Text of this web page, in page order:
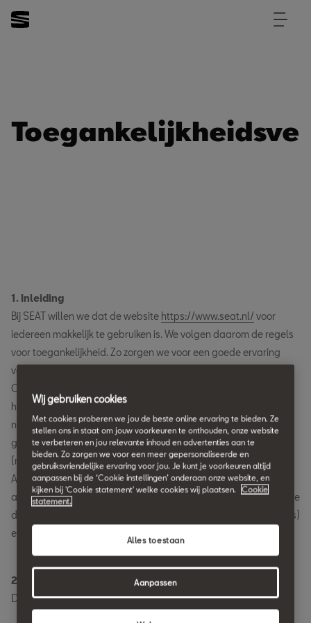
1. Inleiding
Bij SEAT willen we dat de website https://www.seat.nl/voor
iedereen makkelijk te gebruiken is. We volgen daarom de regels
voor toegankelijkheid. Zo zorgen we voor een goede ervaring
voor elke bezoeker.
Op onze website vind je informatie over onze automodellen en
het merk SEAT. Je kunt zelf een auto samenstellen of je zoekt
naar een auto die bij een dealer op voorraad is. Deze website
gebruikt de toegankelijkheidsrichtlijnen van WCAG 2.0/2.2
(niveau "AA"). Dit doen we met een hulpmiddel van "EqualWeb
Accessibility Solutions". Dit hulpmiddel maakt de website
automatisch beter toegankelijk en makkelijker te gebruiken. Wil je
de instellingen aanpassen? Open dan het menu (de 3 streepjes)
en klik op "Toegankelijkheid".
2. Aanpassingen voor een betere toegankelijkheid
Deze aanpassingen kun je op onze website doen:
Wij gebruiken cookies
Met cookies proberen we jou de beste online ervaring te bieden. Ze
stellen ons in staat om jouw voorkeuren te onthouden, onze website
te verbeteren en jou relevante inhoud en advertenties aan te
bieden. Zo zorgen we voor een meer gepersonaliseerde en
gebruiksvriendelijke ervaring voor jou. Je kunt je voorkeuren altijd
aanpassen bij de ‘Cookie instellingen’ onderaan onze website, en
kijken bij 'Cookie statement' welke cookies wij plaatsen.
Cookie
statement.
Alles toestaan
Aanpassen